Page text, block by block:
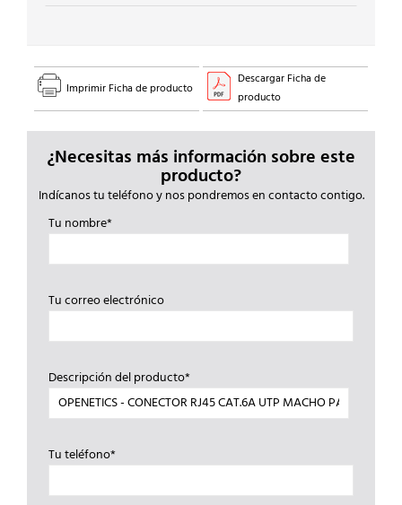
Imprimir Ficha de producto
Descargar Ficha de
producto
¿Necesitas más información sobre este
producto?
Indícanos tu teléfono y nos pondremos en contacto contigo.
Tu nombre*
Tu correo electrónico
Descripción del producto*
Tu teléfono*